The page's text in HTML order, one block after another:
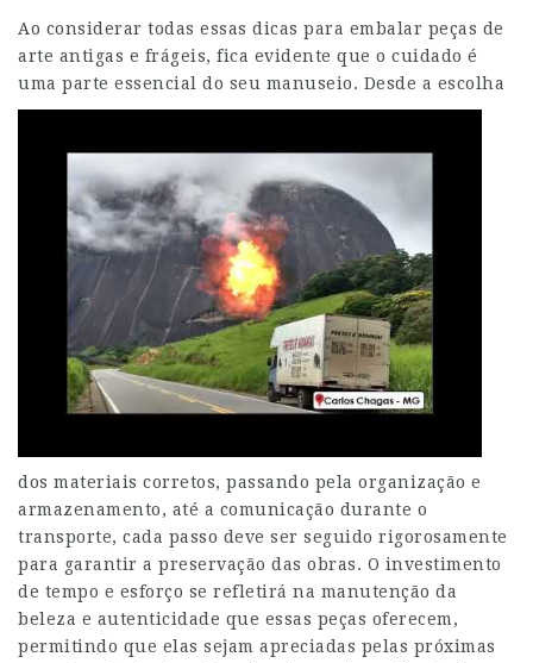
Ao considerar todas essas dicas para embalar peças de
arte antigas e frágeis, fica evidente que o cuidado é
uma parte essencial do seu manuseio. Desde a escolha
dos materiais corretos, passando pela organização e
armazenamento, até a comunicação durante o
transporte, cada passo deve ser seguido rigorosamente
para garantir a preservação das obras. O investimento
de tempo e esforço se refletirá na manutenção da
beleza e autenticidade que essas peças oferecem,
permitindo que elas sejam apreciadas pelas próximas